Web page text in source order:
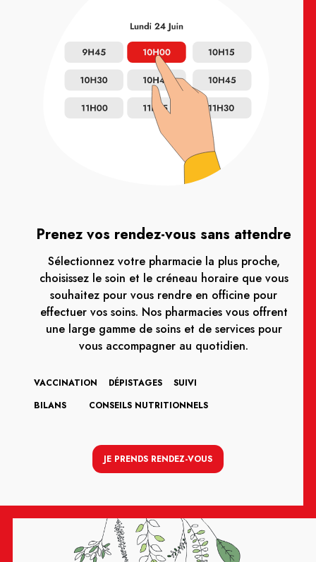
Prenez vos rendez-vous sans attendre
Sélectionnez votre pharmacie la plus proche,
choisissez le soin et le créneau horaire que vous
souhaitez pour vous rendre en officine pour
effectuer vos soins. Nos pharmacies vous offrent
une large gamme de soins et de services pour
vous accompagner au quotidien.
VACCINATION DÉPISTAGES
SUIVI
BILANS
CONSEILS NUTRITIONNELS
JE PRENDS RENDEZ-VOUS